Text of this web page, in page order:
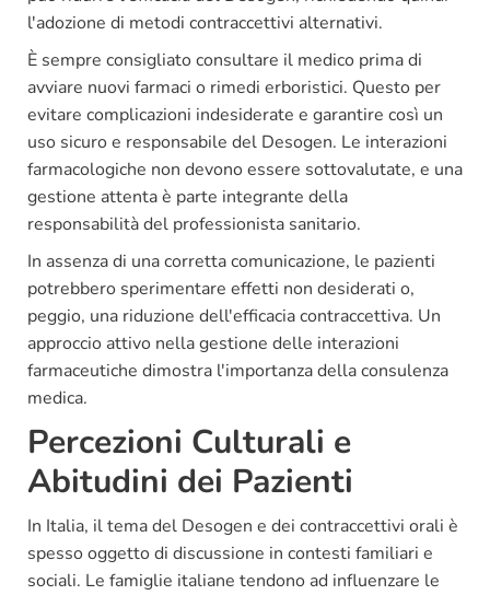
l'adozione di metodi contraccettivi alternativi.
È sempre consigliato consultare il medico prima di
avviare nuovi farmaci o rimedi erboristici. Questo per
evitare complicazioni indesiderate e garantire così un
uso sicuro e responsabile del Desogen. Le interazioni
farmacologiche non devono essere sottovalutate, e una
gestione attenta è parte integrante della
responsabilità del professionista sanitario.
In assenza di una corretta comunicazione, le pazienti
potrebbero sperimentare effetti non desiderati o,
peggio, una riduzione dell'efficacia contraccettiva. Un
approccio attivo nella gestione delle interazioni
farmaceutiche dimostra l'importanza della consulenza
medica.
Percezioni Culturali e
Abitudini dei Pazienti
In Italia, il tema del Desogen e dei contraccettivi orali è
spesso oggetto di discussione in contesti familiari e
sociali. Le famiglie italiane tendono ad influenzare le